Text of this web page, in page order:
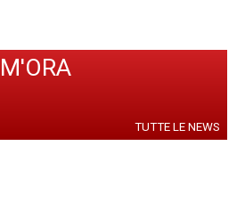
TUTTE LE NEWS